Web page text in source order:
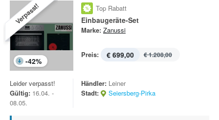
Verpasst!
-42%
Top Rabatt
Einbaugeräte-Set
Marke: Zanussi
Preis: € 699,00 € 1.208,00
Leider verpasst!
Gültig: 16.04. -
08.05.
Händler: Leiner
Stadt:
Seiersberg-Pirka